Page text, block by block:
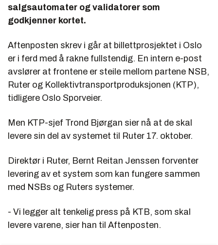
salgsautomater og validatorer som
godkjenner kortet.
Aftenposten skrev i går at billettprosjektet i Oslo
er i ferd med å rakne fullstendig. En intern e-post
avslører at frontene er steile mellom partene NSB,
Ruter og Kollektivtransportproduksjonen (KTP),
tidligere Oslo Sporveier.
Men KTP-sjef Trond Bjørgan sier nå at de skal
levere sin del av systemet til Ruter 17. oktober.
Direktør i Ruter, Bernt Reitan Jenssen forventer
levering av et system som kan fungere sammen
med NSBs og Ruters systemer.
- Vi legger alt tenkelig press på KTB, som skal
levere varene, sier han til Aftenposten.